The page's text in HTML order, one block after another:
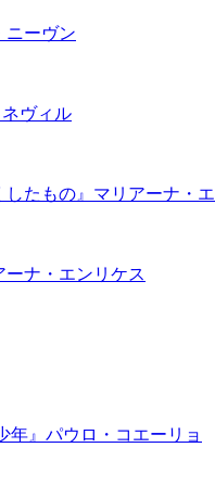
ニーヴン
ネヴィル
したもの』マリアーナ・
ーナ・エンリケス
年』パウロ・コエーリョ